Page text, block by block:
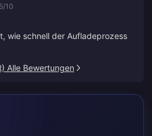
10
wie schnell der Aufladeprozess
Alle Bewertungen